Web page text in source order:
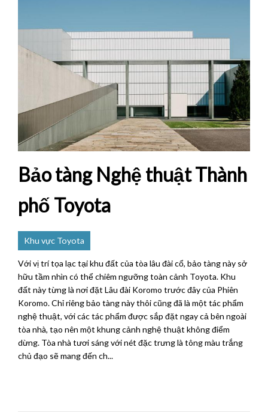
Bảo tàng Nghệ thuật Thành
phố Toyota
Khu vực Toyota
Với vị trí tọa lạc tại khu đất của tòa lâu đài cổ, bảo tàng này sở
hữu tầm nhìn có thể chiêm ngưỡng toàn cảnh Toyota. Khu
đất này từng là nơi đặt Lâu đài Koromo trước đây của Phiên
Koromo. Chỉ riêng bảo tàng này thôi cũng đã là một tác phẩm
nghệ thuật, với các tác phẩm được sắp đặt ngay cả bên ngoài
tòa nhà, tạo nên một khung cảnh nghệ thuật không điểm
dừng. Tòa nhà tươi sáng với nét đặc trưng là tông màu trắng
chủ đạo sẽ mang đến ch...